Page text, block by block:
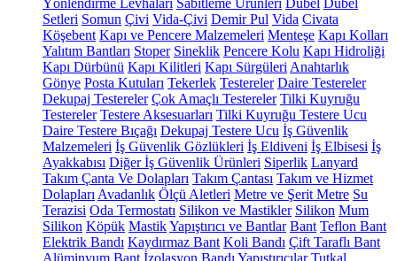
Yönlendirme Levhaları Sabitleme Ürünleri Dübel Dübel
Setleri Somun Çivi Vida-Çivi Demir Pul Vida Civata
Köşebent Kapı ve Pencere Malzemeleri Menteşe Kapı Kolları
Yalıtım Bantları Stoper Sineklik Pencere Kolu Kapı Hidroliği
Kapı Dürbünü Kapı Kilitleri Kapı Sürgüleri Anahtarlık
Gönye Posta Kutuları Tekerlek Testereler Daire Testereler
Dekupaj Testereler Çok Amaçlı Testereler Tilki Kuyruğu
Testereler Testere Aksesuarları Tilki Kuyruğu Testere Ucu
Daire Testere Bıçağı Dekupaj Testere Ucu İş Güvenlik
Malzemeleri İş Güvenlik Gözlükleri İş Eldiveni İş Elbisesi İş
Ayakkabısı Diğer İş Güvenlik Ürünleri Siperlik Lanyard
Takım Çanta Ve Dolapları Takım Çantası Takım ve Hizmet
Dolapları Avadanlık Ölçü Aletleri Metre ve Şerit Metre Su
Terazisi Oda Termostatı Silikon ve Mastikler Silikon Mum
Silikon Köpük MastikYapıştırıcı ve Bantlar Bant Teflon Bant
Elektrik Bandı Kaydırmaz Bant Koli Bandı Çift Taraflı Bant
Alüminyum Bant İzolasyon Bandı Yapıştırıcılar Tutkal